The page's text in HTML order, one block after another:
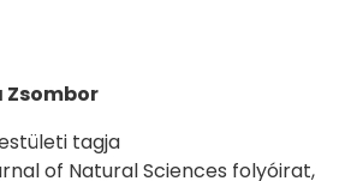
Zsombor
tagja
of Natural Sciences folyóirat,